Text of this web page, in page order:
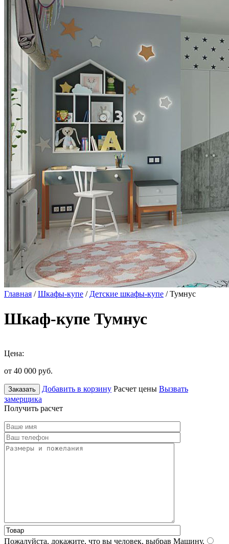
Главная /Шкафы-купе / Детские шкафы-купе / Тумнус
Шкаф-купе Тумнус
Цена:
от 40 000 руб.
Заказать Добавить в корзину Расчет цены Вызвать
замерщика
Получить расчет
Пожалуйста, докажите, что вы человек, выбрав Машину.